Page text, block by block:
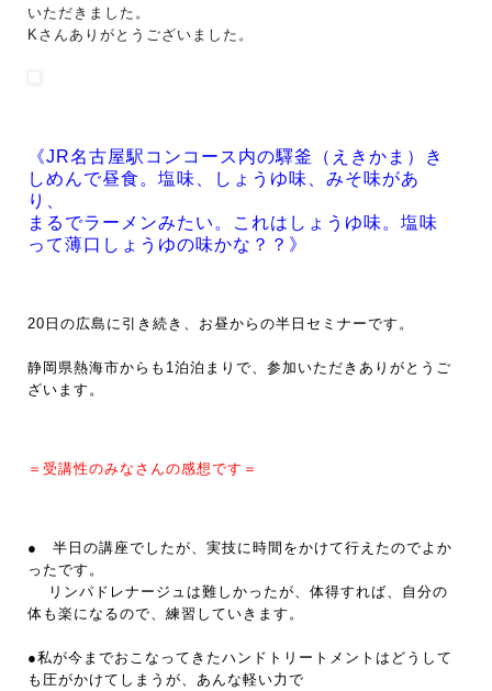
いただきました。
Kさんありがとうございました。
《JR名古屋駅コンコース内の驛釜（えきかま）き
しめんで昼食。塩味、しょうゆ味、みそ味があ
り、
まるでラーメンみたい。これはしょうゆ味。塩味
って薄口しょうゆの味かな？？》
20日の広島に引き続き、お昼からの半日セミナーです。
静岡県熱海市からも1泊泊まりで、参加いただきありがとうご
ざいます。
＝受講性のみなさんの感想です＝
● 半日の講座でしたが、実技に時間をかけて行えたのでよか
ったです。
リンパドレナージュは難しかったが、体得すれば、自分の
体も楽になるので、練習していきます。
●私が今までおこなってきたハンドトリートメントはどうして
も圧がかけてしまうが、あんな軽い力で